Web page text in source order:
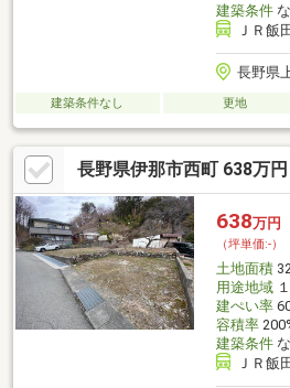
建築条件
ＪＲ飯
長野県
建築条件なし 更地
長野県伊那市西町 638万円
638万円
（坪単価:-）
土地面積
用途地域
建ぺい率
容積率
建築条件
ＪＲ飯